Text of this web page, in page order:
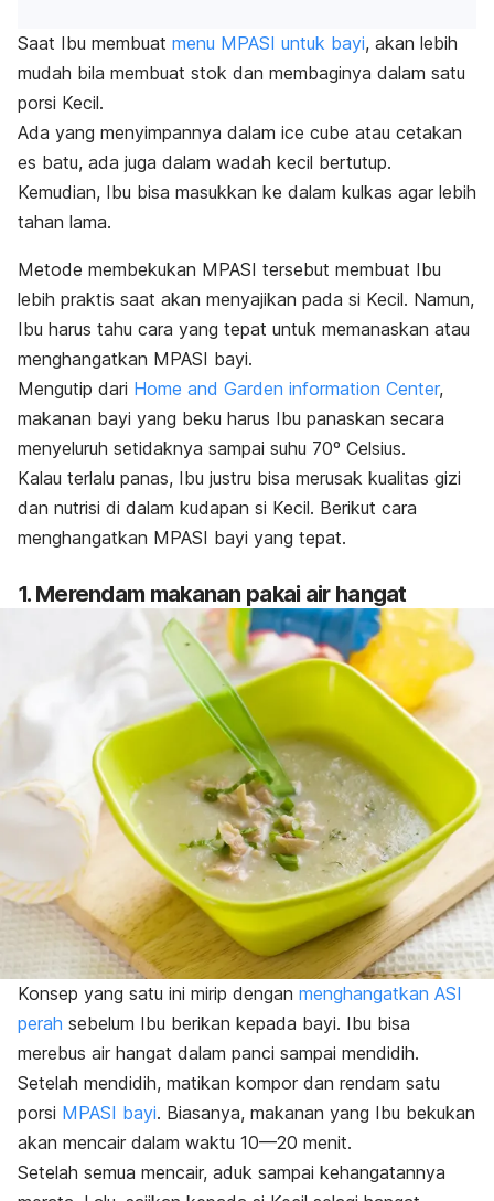
Saat Ibu membuat menu MPASI untuk bayi, akan lebih
mudah bila membuat stok dan membaginya dalam satu
porsi Kecil.
Ada yang menyimpannya dalam ice cube atau cetakan
es batu, ada juga dalam wadah kecil bertutup.
Kemudian, Ibu bisa masukkan ke dalam kulkas agar lebih
tahan lama.
Metode membekukan MPASI tersebut membuat Ibu
lebih praktis saat akan menyajikan pada si Kecil. Namun,
Ibu harus tahu cara yang tepat untuk memanaskan atau
menghangatkan MPASI bayi.
Mengutip dari Home and Garden information Center,
makanan bayi yang beku harus Ibu panaskan secara
menyeluruh setidaknya sampai suhu 70º Celsius.
Kalau terlalu panas, Ibu justru bisa merusak kualitas gizi
dan nutrisi di dalam kudapan si Kecil. Berikut cara
menghangatkan MPASI bayi yang tepat.
1. Merendam makanan pakai air hangat
Konsep yang satu ini mirip dengan menghangatkan ASI
perah sebelum Ibu berikan kepada bayi. Ibu bisa
merebus air hangat dalam panci sampai mendidih.
Setelah mendidih, matikan kompor dan rendam satu
porsi MPASI bayi. Biasanya, makanan yang Ibu bekukan
akan mencair dalam waktu 10—20 menit.
Setelah semua mencair, aduk sampai kehangatannya